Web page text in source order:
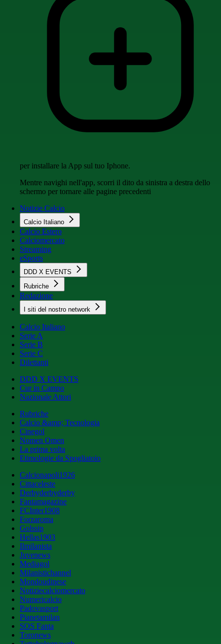
per installare la App sul tuo Iphone.
Mentre navighi nell'app, scorri il dito da sinistra a destra dello
schermo per tornare alle pagine precedenti
Notizie Calcio
Calcio Italiano
Calcio Estero
Calciomercato
Streaming
eSports
DDD X EVENTS
Rubriche
Redazione
I siti del nostro network
Calcio Italiano
Serie A
Serie B
Serie C
Dilettanti
DDD X EVENTS
Cur in Campo
Nazionale Attori
Rubriche
Calcio &amp; Tecnologia
Cinegol
Nomen Omen
La prima volta
Etimologie da Spogliatoio
Calcionapoli1926
Cittaceleste
Derbyderbyderby
Fantamagazine
FCInter1908
Forzaroma
Golssip
Hellas1903
Ilmilanista
Juvenews
Mediagol
Milanistichannel
Mondoudinese
Notiziecalciomercato
Numericalcio
Padovasport
Pianetamilan
SOS Fanta
Toronews